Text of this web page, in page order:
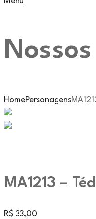
HomePersonagens
MA1213 –
R$ 33,00